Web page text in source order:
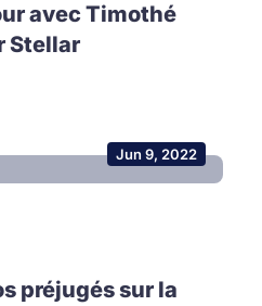
avec Timothé
Stellar
Jun 9, 2022
préjugés sur la